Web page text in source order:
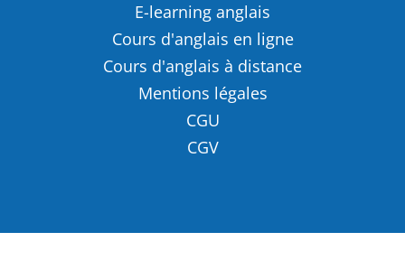
E-learning anglais
Cours d'anglais en ligne
Cours d'anglais à distance
Mentions légales
CGU
CGV